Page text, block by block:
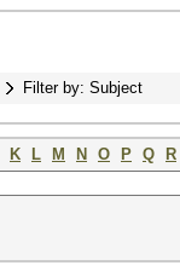
Filter by: Subject
K L M N O P Q
R